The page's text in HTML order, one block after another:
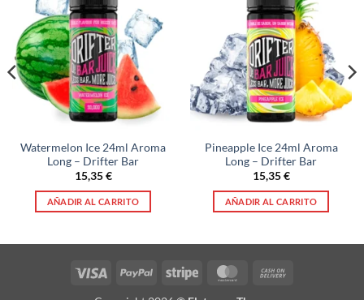
Watermelon Ice 24ml Aroma
Long – Drifter Bar
15,35€
AÑADIR AL CARRITO
Pineapple Ice 24ml Aroma
Long – Drifter Bar
15,35€
AÑADIR AL CARRITO
Visa PayPal Stripe MasterCard